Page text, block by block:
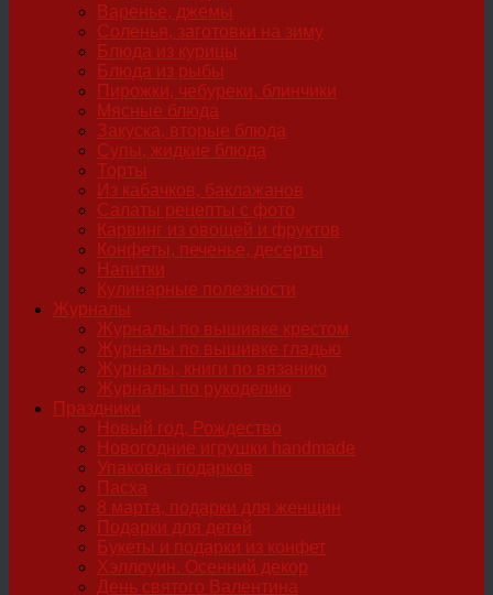
Варенье, джемы
Соленья, заготовки на зиму
Блюда из курицы
Блюда из рыбы
Пирожки, чебуреки, блинчики
Мясные блюда
Закуска, вторые блюда
Супы, жидкие блюда
Торты
Из кабачков, баклажанов
Салаты рецепты с фото
Карвинг из овощей и фруктов
Конфеты, печенье, десерты
Напитки
Кулинарные полезности
Журналы
Журналы по вышивке крестом
Журналы по вышивке гладью
Журналы, книги по вязанию
Журналы по рукоделию
Праздники
Новый год, Рождество
Новогодние игрушки handmade
Упаковка подарков
Пасха
8 марта, подарки для женщин
Подарки для детей
Букеты и подарки из конфет
Хэллоуин. Осенний декор
День святого Валентина